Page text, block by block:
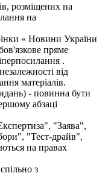
розміщених на
на
« Новини України
пряме
.
від
матеріалів.
- повинна бути
абзаці
"Заява",
"Тест-драйв",
на правах
з